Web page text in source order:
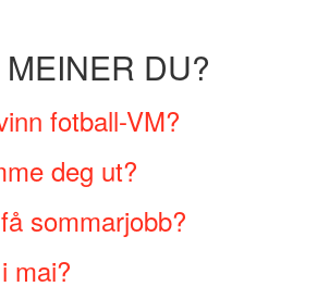
MEINER DU?
fotball-VM?
deg ut?
sommarjobb?
mai?